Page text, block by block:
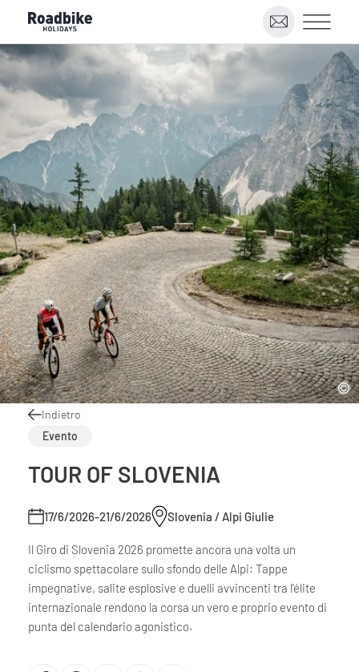
Indietro
Evento
TOUR OF SLOVENIA
17/6/2026-21/6/2026 Slovenia / Alpi Giulie
Il Giro di Slovenia 2026 promette ancora una volta un
ciclismo spettacolare sullo sfondo delle Alpi: Tappe
impegnative, salite esplosive e duelli avvincenti tra l'élite
internazionale rendono la corsa un vero e proprio evento di
punta del calendario agonistico.